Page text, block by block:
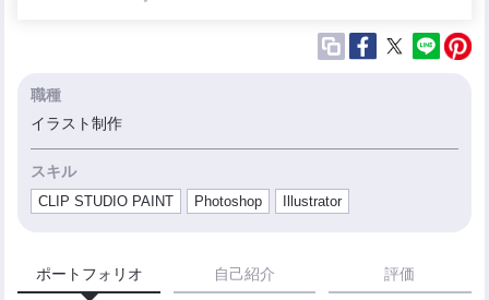
職種
イラスト制作
スキル
CLIP STUDIO PAINT Photoshop Illustrator
ポートフォリオ 自己紹介 評価